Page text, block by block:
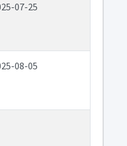
07-25
08-05